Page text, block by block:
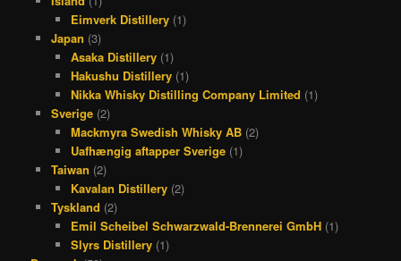
Eimverk Distillery (1)
Japan (3)
Asaka Distillery (1)
Hakushu Distillery (1)
Nikka Whisky Distilling Company Limited (1)
Sverige(2)
Mackmyra Swedish Whisky AB (2)
Uafhængig aftapper Sverige (1)
Taiwan (2)
Kavalan Distillery (2)
Tyskland (2)
Emil Scheibel Schwarzwald-Brennerei GmbH (1)
Slyrs Distillery (1)